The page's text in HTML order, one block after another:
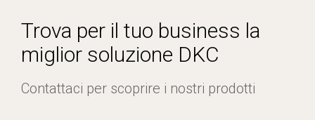
Trova per il tuo business la
miglior soluzione DKC
Contattaci per scoprire i nostri prodotti